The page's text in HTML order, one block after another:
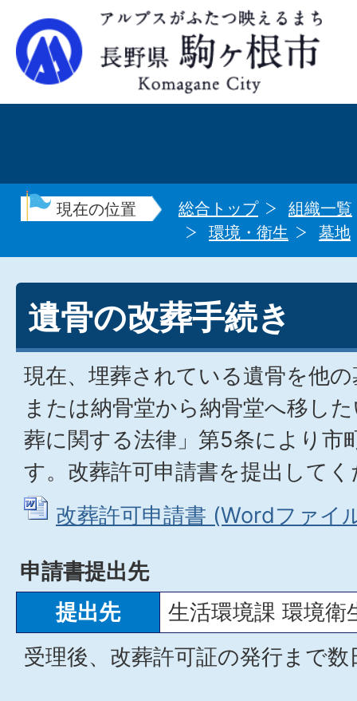
現在の位置 総合トップ
組織一覧
環境・衛生
墓地
遺骨の改葬手続き
現在、埋葬されている遺骨を他
または納骨堂から納骨堂へ移し
葬に関する法律」第5条により市
す。改葬許可申請書を提出して
改葬許可申請書 (Wordファイ
申請書提出先
提出先
生活環境課 環境衛
受理後、改葬許可証の発行まで